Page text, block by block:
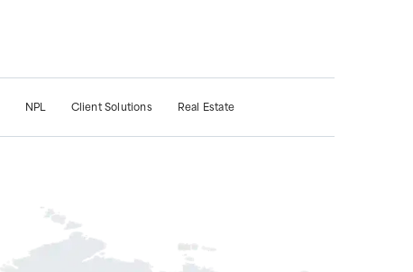
NPL Client Solutions Real Estate